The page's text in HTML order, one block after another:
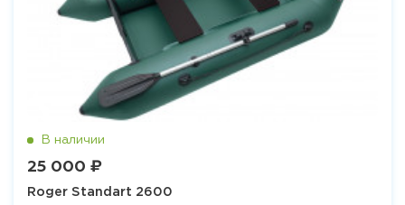
25 000 ₽
Roger Standart 2600